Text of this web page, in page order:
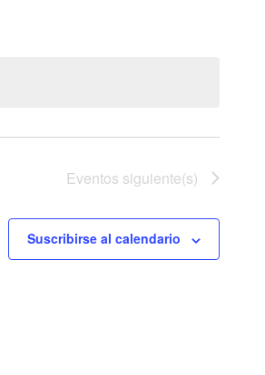
Eventos siguiente(s)
Suscribirse al calendario